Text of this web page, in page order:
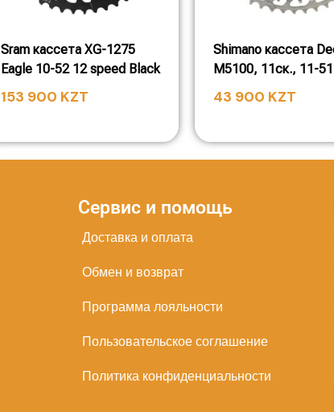
Sram кассета XG-1275
Eagle 10-52 12 speed Black
153 900 KZT
Shimano кассета
M5100, 11ск., 11-
43 900 KZT
Сервис и помощь
Доставка и оплата
Обмен и возврат
Программа лояльности
Пользовательское соглашение
Политика конфиденциальности